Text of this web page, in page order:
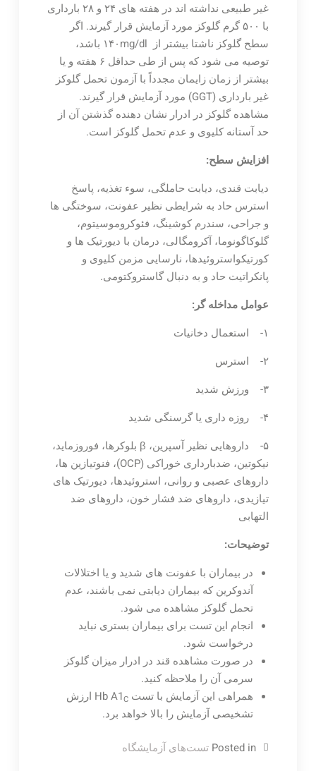
غیر طبیعی نداشته اند در هفته های ۲۴ و ۲۸ بارداری
با ۵۰۰ گرم گلوکز مورد آزمایش قرار گیرند. اگر
سطح گلوکز ناشتا بیشتر از ۱۴۰mg/dl باشد،
توصیه می شود که پس از طی حداقل ۶ هفته و یا
بیشتر از زمان زایمان مجدداً با آزمون تحمل گلوکز
غیر بارداری (GGT) مورد آزمایش قرار گیرند.
مشاهده گلوکز در ادرار نشان دهنده گذشتن آن از
حد آستانه کلیوی و عدم تحمل گلوکز است.
افزایش سطح:
دیابت قندی، دیابت حاملگی، سوء تغذیه، پاسخ
استرس حاد به شرایطی نظیر عفونت، سوختگی ها
و جراحی، سندرم کوشینگ، فئوکروموسیتوم،
گلوکاگونوما، آکرومگالی، درمان با دیورتیک ها و
کورتیکواستروئیدها، نارسایی مزمن کلیوی و
پانکراتیت حاد و به دنبال گاستروکتومی.
عوامل مداخله گر:
۱- استعمال دخانیات
۲- استرس
۳- ورزش شدید
۴- روزه داری یا گرسنگی شدید
۵- داروهایی نظیر آسپرین، β بلوکرها، فوروزماید،
نیکوتین، ضدبارداری خوراکی (OCP)، فنوتیازین ها،
داروهای عصبی و روانی، استروئیدها، دیورتیک های
تیازیدی، داروهای ضد فشار خون، داروهای ضد
التهابی
توضیحات:
در بیماران با عفونت های شدید و یا اختلالات
آندوکرین که بیماران دیابتی نمی باشند، عدم
تحمل گلوکز مشاهده می شود.
انجام این تست برای بیماران بستری نباید
درخواست شود.
در صورت مشاهده قند در ادرار میزان گلوکز
سرمی آن را ملاحظه کنید.
همراهی این آزمایش با تست Hb A1C
ارزش
تشخیصی آزمایش را بالا خواهد برد.
Posted in تست‌های آزمایشگاه